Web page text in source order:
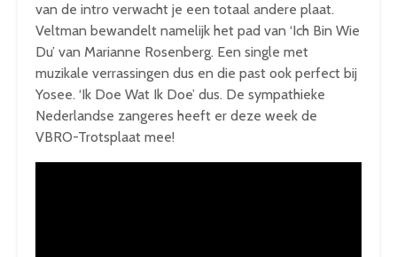
van de intro verwacht je een totaal andere plaat.
Veltman bewandelt namelijk het pad van ‘Ich Bin Wie
Du’ van Marianne Rosenberg. Een single met
muzikale verrassingen dus en die past ook perfect bij
Yosee. ‘Ik Doe Wat Ik Doe’ dus. De sympathieke
Nederlandse zangeres heeft er deze week de
VBRO-Trotsplaat mee!